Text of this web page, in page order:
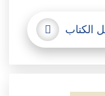
الكتاب